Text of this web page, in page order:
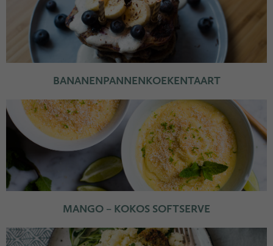
BANANENPANNENKOEKENTAART
MANGO – KOKOS SOFTSERVE